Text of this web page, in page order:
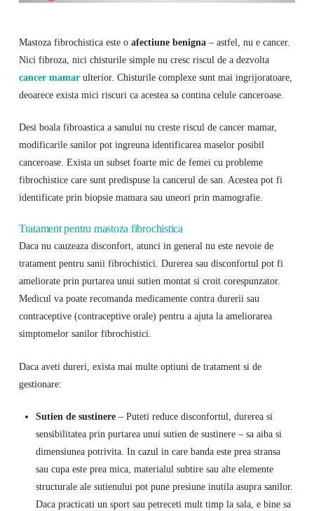
Mastoza fibrochistica este oafectiune benigna– astfel, nu e cancer.
Nici fibroza, nici chisturile simple nu cresc riscul de a dezvolta
cancer mamar ulterior. Chisturile complexe sunt mai ingrijoratoare,
deoarece exista mici riscuri ca acestea sa contina celule canceroase.
Desi boala fibroastica a sanului nu creste riscul de cancer mamar,
modificarile sanilor pot ingreuna identificarea maselor posibil
canceroase. Exista un subset foarte mic de femei cu probleme
fibrochistice care sunt predispuse la cancerul de san. Acestea pot fi
identificate prin biopsie mamara sau uneori prin mamografie.
Tratament pentru mastoza fibrochistica
Daca nu cauzeaza disconfort, atunci in general nu este nevoie de
tratament pentru sanii fibrochistici. Durerea sau disconfortul pot fi
ameliorate prin purtarea unui sutien montat si croit corespunzator.
Medicul va poate recomanda medicamente contra durerii sau
contraceptive (contraceptive orale) pentru a ajuta la ameliorarea
simptomelor sanilor fibrochistici.
Daca aveti dureri, exista mai multe optiuni de tratament si de
gestionare:
Sutien de sustinere– Puteti reduce disconfortul, durerea si
sensibilitatea prin purtarea unui sutien de sustinere – sa aiba si
dimensiunea potrivita. In cazul in care banda este prea stransa
sau cupa este prea mica, materialul subtire sau alte elemente
structurale ale sutienului pot pune presiune inutila asupra sanilor.
Daca practicati un sport sau petreceti mult timp la sala, e bine sa